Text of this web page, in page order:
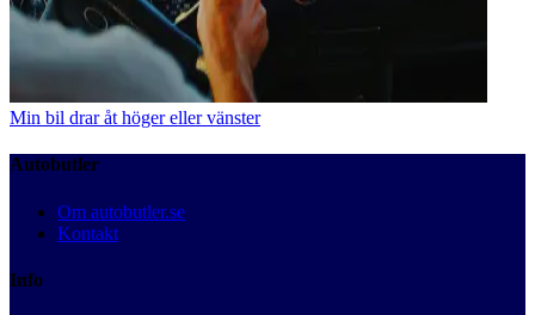
Min bil drar åt höger eller vänster
Autobutler
Om autobutler.se
Kontakt
Info